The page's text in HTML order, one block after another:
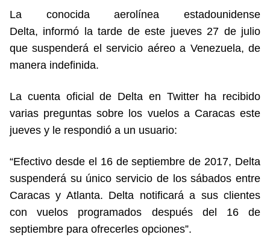
La conocida aerolínea estadounidense
Delta, informó la tarde de este jueves 27 de julio
que suspenderá el servicio aéreo a Venezuela, de
manera indefinida.
La cuenta oficial de Delta en Twitter ha recibido
varias preguntas sobre los vuelos a Caracas este
jueves y le respondió a un usuario:
“Efectivo desde el 16 de septiembre de 2017, Delta
suspenderá su único servicio de los sábados entre
Caracas y Atlanta. Delta notificará a sus clientes
con vuelos programados después del 16 de
septiembre para ofrecerles opciones”.